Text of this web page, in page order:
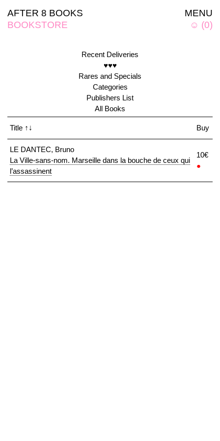
MENU
☺ (0)
AFTER 8 BOOKS
BOOKSTORE
Recent Deliveries
♥♥♥
Rares and Specials
Categories
Publishers List
All Books
Title ↑↓ Buy
LE DANTEC, Bruno
La Ville-sans-nom. Marseille dans la bouche de ceux qui
l’assassinent
10€
●